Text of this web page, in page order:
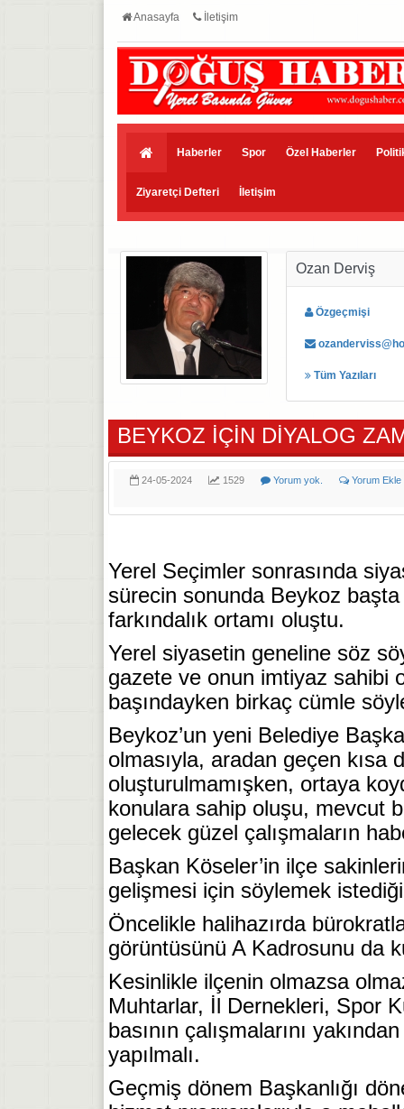
Anasayfa İletişim
Haberler Spor Özel Haberler
Ziyaretçi Defteri İletişim
Ozan Derviş
Özgeçmişi
Tüm Yazıları
BEYKOZ İÇİN DİYALOG
24-05-2024 1529 Yorum yok. Yorum Ekle
Yerel Seçimler sonrasında
sürecin sonunda Beykoz
farkındalık ortamı oluştu.
Yerel siyasetin geneline söz
gazete ve onun imtiyaz sahibi
başındayken birkaç cümle
Beykoz’un yeni Belediye
olmasıyla, aradan geçen
oluşturulmamışken, ortaya
konulara sahip oluşu, mevcut
gelecek güzel çalışmaların
Başkan Köseler’in ilçe
gelişmesi için söylemek
Öncelikle halihazırda
görüntüsünü A Kadrosunu da
Kesinlikle ilçenin olmazsa
Muhtarlar, İl Dernekleri, Spor
basının çalışmalarını
yapılmalı.
Geçmiş dönem Başkanlığı